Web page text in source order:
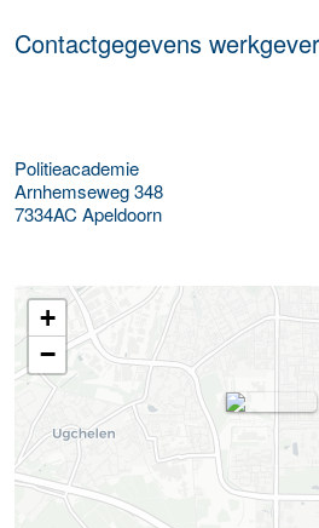
Contactgegevens werkgever
Politieacademie
Arnhemseweg 348
7334AC Apeldoorn
+
−